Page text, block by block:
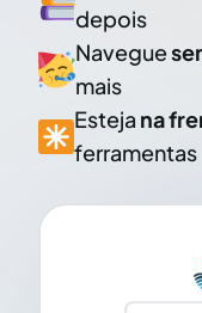
depois
Navegue
mais
Esteja na
ferramentas